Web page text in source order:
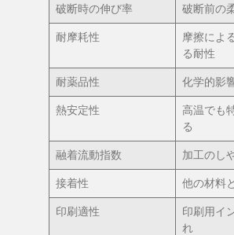
破断時の伸び率
破断前の
耐摩耗性
摩擦によ
る耐性
耐薬品性
化学的影
熱安定性
高温でも
る
融着流動指数
加工のし
接着性
他の材料
印刷適性
印刷用イ
れ